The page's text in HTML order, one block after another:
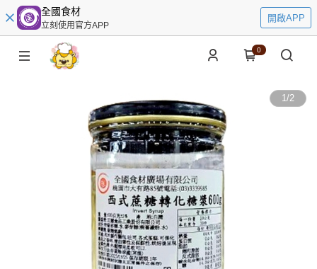
全國食材
立刻使用官方APP
開啟APP
0
1/2